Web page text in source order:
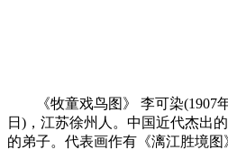
《牧童戏鸟图》 李可染(1907
日)，江苏徐州人。中国近代杰出
的弟子。代表画作有《漓江胜境图